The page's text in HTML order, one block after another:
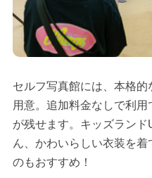
セルフ写真館には、本格
用意。追加料金なしで利
が残せます。キッズラン
ん、かわいらしい衣装を
のもおすすめ！